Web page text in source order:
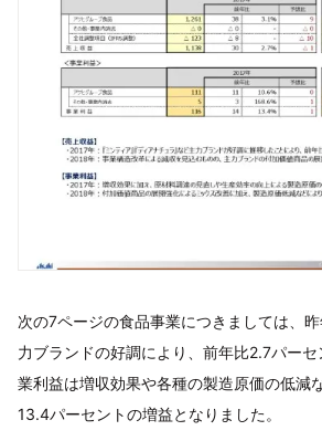
次の7ページの食品事業につきましては、
力ブランドの好調により、前年比2.7パー
業利益は増収効果や各種の製造原価の低減
13.4パーセントの増益となりました。